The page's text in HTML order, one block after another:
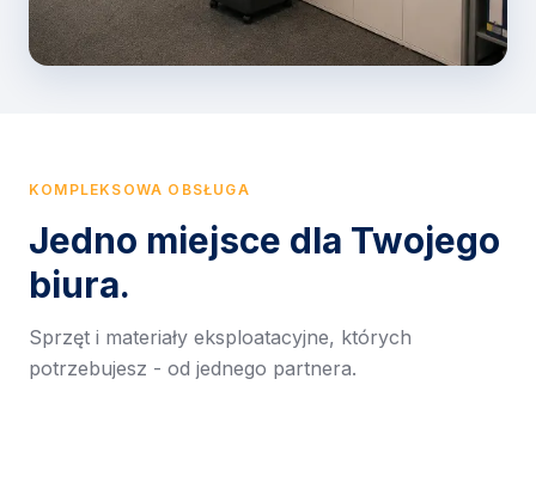
KOMPLEKSOWA OBSŁUGA
Jedno miejsce dla Twojego
biura.
Sprzęt i materiały eksploatacyjne, których
potrzebujesz - od jednego partnera.